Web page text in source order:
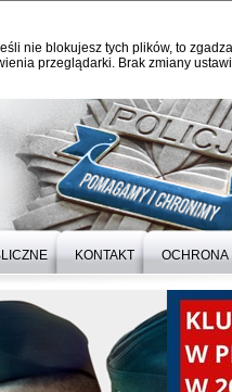
nie blokujesz tych plików, to
przeglądarki. Brak zmiany
KONTAKT OCHRONA